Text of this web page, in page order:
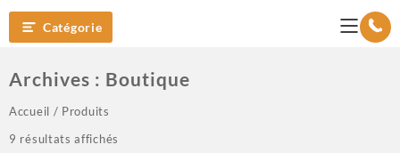
Catégorie
Archives : Boutique
Accueil / Produits
9 résultats affichés